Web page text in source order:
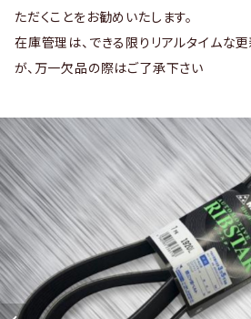
ただくことをお勧めいたします。
在庫管理は、できる限りリアルタイムな
が、万一欠品の際はご了承下さい